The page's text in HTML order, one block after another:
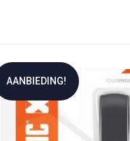
AANBIEDING!